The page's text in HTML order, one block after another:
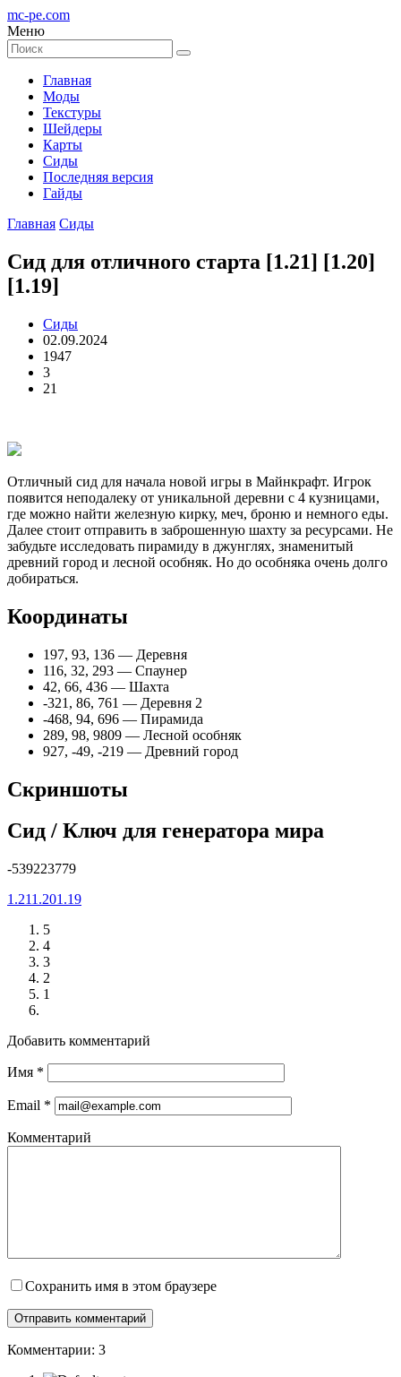
mc-pe.com
Меню
Главная
Моды
Текстуры
Шейдеры
Карты
Сиды
Последняя версия
Гайды
Главная Сиды
Сид для отличного старта [1.21] [1.20]
[1.19]
Сиды
02.09.2024
1947
3
21
Отличный сид для начала новой игры в Майнкрафт. Игрок
появится неподалеку от уникальной деревни с 4 кузницами,
где можно найти железную кирку, меч, броню и немного еды.
Далее стоит отправить в заброшенную шахту за ресурсами. Не
забудьте исследовать пирамиду в джунглях, знаменитый
древний город и лесной особняк. Но до особняка очень долго
добираться.
Координаты
197, 93, 136 — Деревня
116, 32, 293 — Спаунер
42, 66, 436 — Шахта
-321, 86, 761 — Деревня 2
-468, 94, 696 — Пирамида
289, 98, 9809 — Лесной особняк
927, -49, -219 — Древний город
Скриншоты
Cид / Ключ для генератора мира
-539223779
1.211.201.19
5
4
3
2
1
Добавить комментарий
Имя *
Email *
Комментарий
Сохранить имя в этом браузере
Комментарии: 3